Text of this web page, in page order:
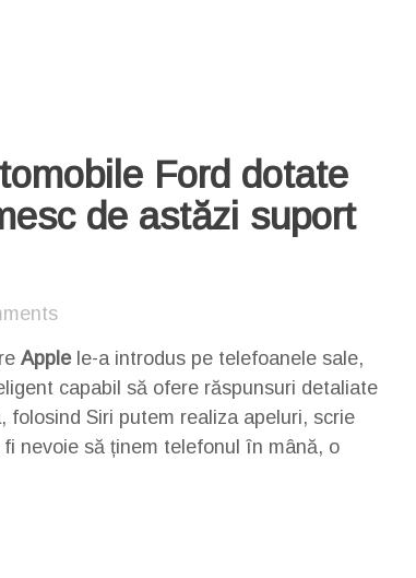
Ford dotate
de astăzi suport
Applele-a introdus pe telefoanele sale,
capabil să ofere răspunsuri detaliate
folosind Siri putem realiza apeluri, scrie
nevoie să ținem telefonul în mână, o